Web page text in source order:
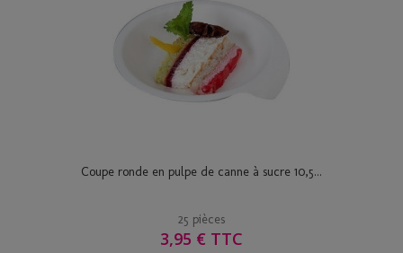
Coupe ronde en pulpe de canne à sucre 10,5...
25 pièces
3,95 € TTC